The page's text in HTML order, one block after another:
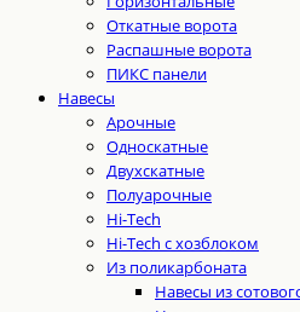
Откатные ворота
Распашные ворота
ПИКС панели
Навесы
Арочные
Односкатные
Двухскатные
Полуарочные
Hi-Tech
Hi-Tech с хозблоком
Из поликарбоната
Навесы из